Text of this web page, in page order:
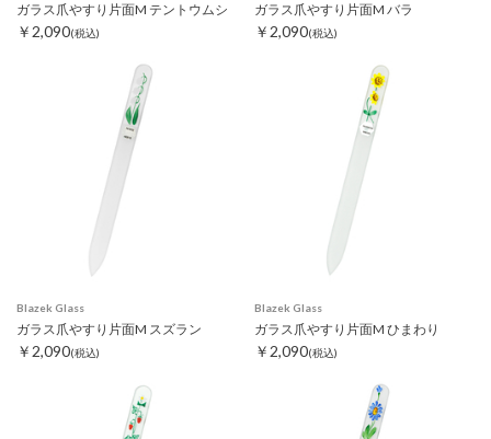
ガラス爪やすり片面M テントウムシ
￥2,090(税込)
ガラス爪やすり片面M バラ
￥2,090(税込)
Blazek Glass
ガラス爪やすり片面M スズラン
￥2,090(税込)
Blazek Glass
ガラス爪やすり片面M ひまわり
￥2,090(税込)